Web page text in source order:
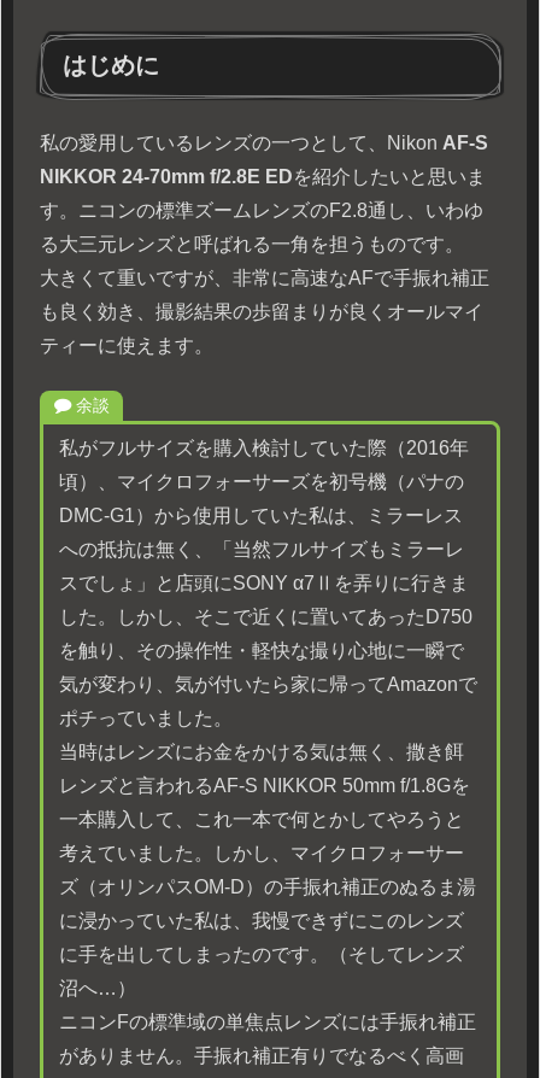
はじめに
私の愛用しているレンズの一つとして、Nikon AF-S
NIKKOR 24-70mm f/2.8E EDを紹介したいと思いま
す。ニコンの標準ズームレンズのF2.8通し、いわゆ
る大三元レンズと呼ばれる一角を担うものです。
大きくて重いですが、非常に高速なAFで手振れ補正
も良く効き、撮影結果の歩留まりが良くオールマイ
ティーに使えます。
余談
私がフルサイズを購入検討していた際（2016年
頃）、マイクロフォーサーズを初号機（パナの
DMC-G1）から使用していた私は、ミラーレス
への抵抗は無く、「当然フルサイズもミラーレ
スでしょ」と店頭にSONY α7Ⅱを弄りに行きま
した。しかし、そこで近くに置いてあったD750
を触り、その操作性・軽快な撮り心地に一瞬で
気が変わり、気が付いたら家に帰ってAmazonで
ポチっていました。
当時はレンズにお金をかける気は無く、撒き餌
レンズと言われるAF-S NIKKOR 50mm f/1.8Gを
一本購入して、これ一本で何とかしてやろうと
考えていました。しかし、マイクロフォーサー
ズ（オリンパスOM-D）の手振れ補正のぬるま湯
に浸かっていた私は、我慢できずにこのレンズ
に手を出してしまったのです。（そしてレンズ
沼へ…）
ニコンFの標準域の単焦点レンズには手振れ補正
がありません。手振れ補正有りでなるべく高画